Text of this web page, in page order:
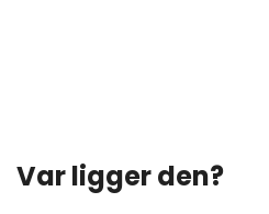
Var ligger den?